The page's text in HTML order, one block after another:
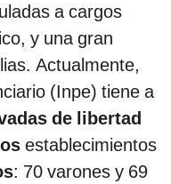
a cargos
y una gran
Actualmente,
(Inpe) tiene a
de libertad
establecimientos
: 70 varones y 69